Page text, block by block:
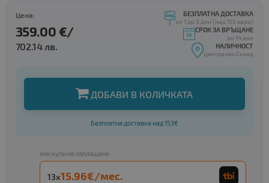
Цена:
359.00 €/
702.14 лв.
БЕЗПЛАТНА ДОСТАВКА
от 1 до 3 дни (над 153 евро)
СРОК ЗА ВРЪЩАНЕ
до 14 дни
НАЛИЧНОСТ
Централен Склад
ДОБАВИ В КОЛИЧКАТА
Безплатна доставка над 153€
или купи на изплащане:
13x15.96€/мес.